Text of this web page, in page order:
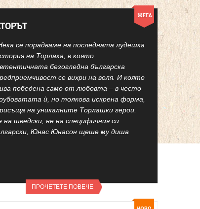
се порадваме на последната лудешка
на Торлака, в която
безогледна българска
се вихри на воля. И която
победена само от любовта – в често
ѝ, но толкова искрена форма,
на уникалните Торлашки герои.
шведски, не на специфичния си
Юнас Юнасон щеше му диша
ПРОЧЕТЕТЕ ПОВЕЧЕ